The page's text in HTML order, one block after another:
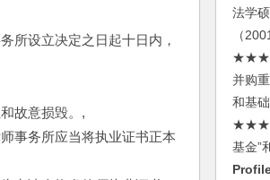
所设立决定之日起十日内，
故意损毁。,
事务所应当将执业证书正本
法学
（
★★★
并购
和基
★★★★
基金”